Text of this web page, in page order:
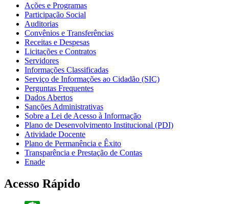
Ações e Programas
Participação Social
Auditorias
Convênios e Transferências
Receitas e Despesas
Licitações e Contratos
Servidores
Informações Classificadas
Serviço de Informações ao Cidadão (SIC)
Perguntas Frequentes
Dados Abertos
Sanções Administrativas
Sobre a Lei de Acesso à Informação
Plano de Desenvolvimento Institucional (PDI)
Atividade Docente
Plano de Permanência e Êxito
Transparência e Prestação de Contas
Enade
Acesso Rápido